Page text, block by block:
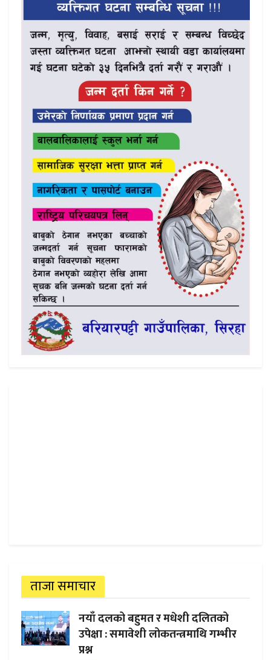
ताजा समाचार
नयाँ दलको बहुमत र मधेशी दलितको
उपेक्षा : समावेशी लोकतन्त्रमाथि गम्भीर
प्रश्न